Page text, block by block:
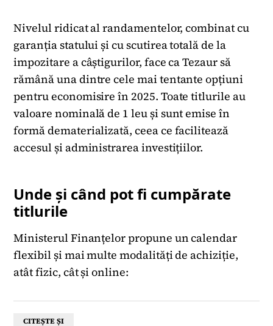
Nivelul ridicat al randamentelor, combinat cu
garanția statului și cu scutirea totală de la
impozitare a câștigurilor, face ca Tezaur să
rămână una dintre cele mai tentante opțiuni
pentru economisire în 2025. Toate titlurile au
valoare nominală de 1 leu și sunt emise în
formă dematerializată, ceea ce facilitează
accesul și administrarea investițiilor.
Unde și când pot fi cumpărate
titlurile
Ministerul Finanțelor propune un calendar
flexibil și mai multe modalități de achiziție,
atât fizic, cât și online:
CITEȘTE ȘI